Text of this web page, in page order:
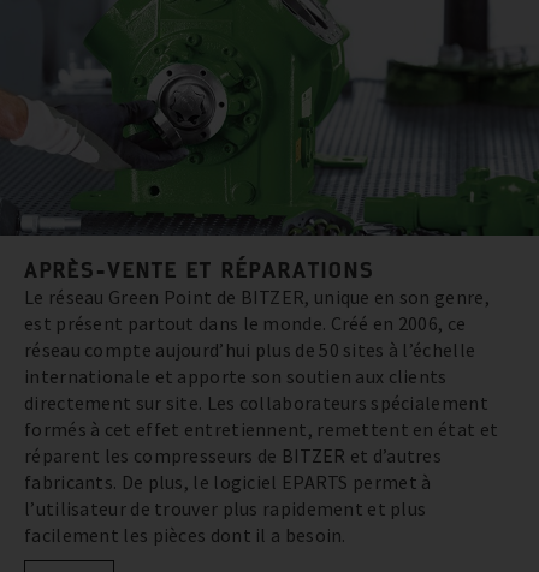
APRÈS-VENTE ET RÉPARATIONS
Le réseau Green Point de BITZER, unique en son genre,
est présent partout dans le monde. Créé en 2006, ce
réseau compte aujourd’hui plus de 50 sites à l’échelle
internationale et apporte son soutien aux clients
directement sur site. Les collaborateurs spécialement
formés à cet effet entretiennent, remettent en état et
réparent les compresseurs de BITZER et d’autres
fabricants. De plus, le logiciel EPARTS permet à
l’utilisateur de trouver plus rapidement et plus
facilement les pièces dont il a besoin.